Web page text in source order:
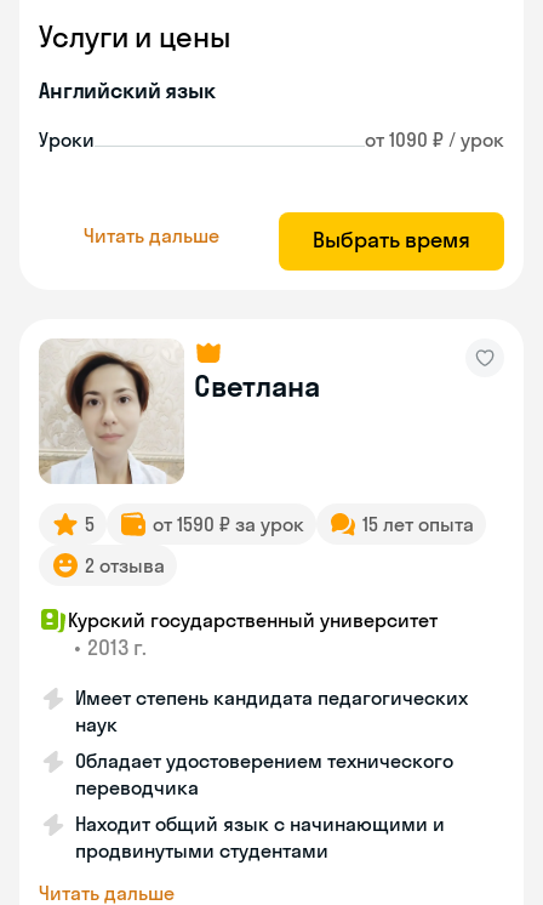
Услуги и цены
Английский язык
Уроки от 1090 ₽ / урок
Читать дальше Выбрать время
Светлана
5 от 1590 ₽ за урок
15 лет опыта
2 отзыва
Курский государственный университет
• 2013 г.
Имеет степень кандидата педагогических
наук
Обладает удостоверением технического
переводчика
Находит общий язык с начинающими и
продвинутыми студентами
Читать дальше